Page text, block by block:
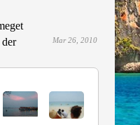
Mar 26, 2010